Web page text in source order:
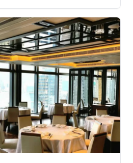
是一個連鎖品牌,在8個城市設有